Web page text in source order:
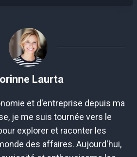
Laurta
et d'entreprise depuis ma
je me suis tournée vers le
explorer et raconter les
des affaires. Aujourd'hui,